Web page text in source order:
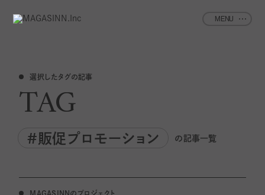
MENU
選択したタグの記事
TAG
#販促プロモーション の記事一覧
MAGASINNのプロジェクト